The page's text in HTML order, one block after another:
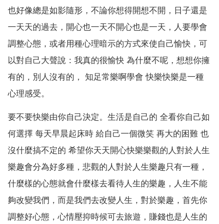
也好像總是如影隨形，不論你想得開想不開，日子還是
一天天的過去，開心也一天不開心也是一天，人要學會
調整心態，或者用種心理暗示的方式來使自己愉快，可
以對自己大聲說：我真的很愉快 為什麼不呢，想想你擁
有的，別人沒有的， 知足常樂啊學會 快樂快樂是一種
心理感受。
要不要快樂由你自己決定。生活是自己的 全看你自己如
何選擇 每天早晨起床時 給自己一個微笑 再大的困難 也
沒什麼搞不定的 希望你天天開心快樂樂觀的人對於人生
樂趣會分為好多種，悲觀的人對於人生樂趣只有一種，
什麼樣的心態就會什麼樣去看待人生的樂趣，人生不能
夠改變我們，而是我們去改變人生，對於樂趣，首先你
調整好心態，心情壓抑時候可去旅遊，賺錢也是人生的